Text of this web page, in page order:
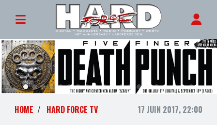
HOME HARD FORCE TV 17 JUIN 2017, 22:00